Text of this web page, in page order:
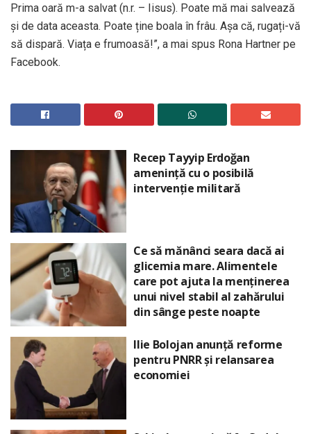
Prima oară m-a salvat (n.r. – Iisus). Poate mă mai salvează
și de data aceasta. Poate ține boala în frâu. Așa că, rugați-vă
să dispară. Viața e frumoasă!”, a mai spus Rona Hartner pe
Facebook.
Recep Tayyip Erdoğan
amenință cu o posibilă
intervenție militară
Ce să mănânci seara dacă ai
glicemia mare. Alimentele
care pot ajuta la menținerea
unui nivel stabil al zahărului
din sânge peste noapte
Ilie Bolojan anunță reforme
pentru PNRR și relansarea
economiei